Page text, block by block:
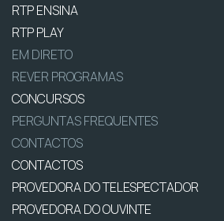
RTP ENSINA
RTP PLAY
EM DIRETO
REVER PROGRAMAS
CONCURSOS
PERGUNTAS FREQUENTES
CONTACTOS
CONTACTOS
PROVEDORA DO TELESPECTADOR
PROVEDORA DO OUVINTE